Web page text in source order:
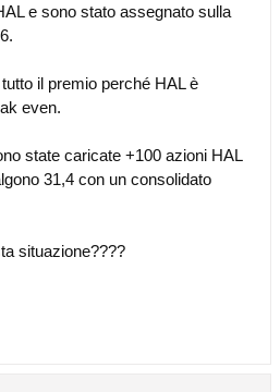
e sono stato assegnato sulla
il premio perché HAL è
even.
state caricate +100 azioni HAL
31,4 con un consolidato
situazione????